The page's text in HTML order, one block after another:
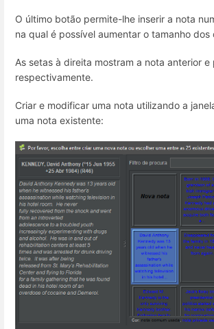
O último botão permite-lhe inserir a nota
na qual é possível aumentar o tamanho dos
As setas à direita mostram a nota anterior e
respectivamente.
Criar e modificar uma nota utilizando a
uma nota existente: